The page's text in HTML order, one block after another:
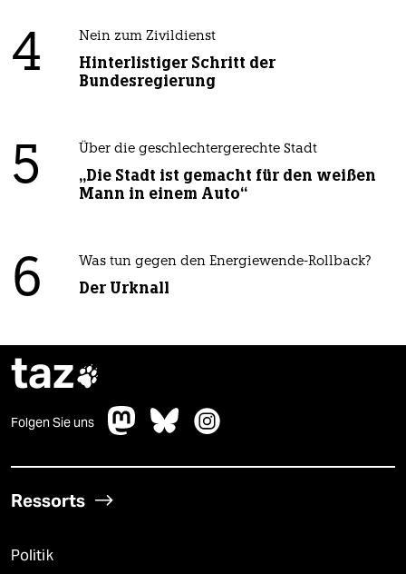
4 Nein zum Zivildienst
Hinterlistiger Schritt der
Bundesregierung
5 Über die geschlechtergerechte Stadt
„Die Stadt ist gemacht für den weißen
Mann in einem Auto“
6 Was tun gegen den Energiewende-Rollback?
Der Urknall
taz
Folgen Sie uns
Ressorts
Politik